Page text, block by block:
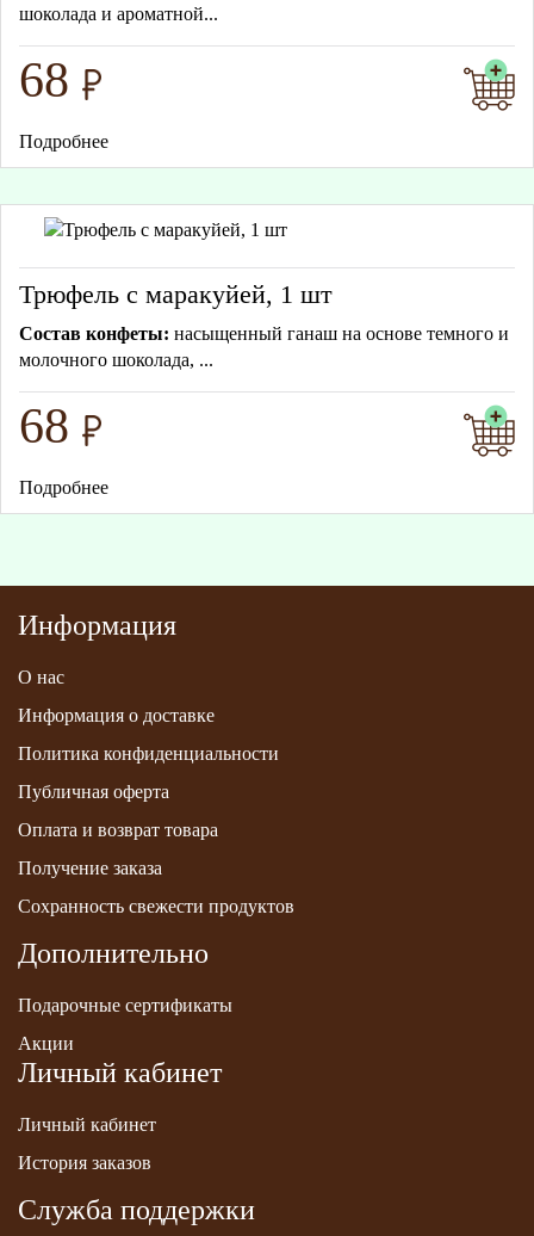
шоколада и ароматной...
68
Подробнее
Трюфель с маракуйей, 1 шт
Состав конфеты: насыщенный ганаш на основе темного и
молочного шоколада, ...
68
Подробнее
Информация
О нас
Информация о доставке
Политика конфиденциальности
Публичная оферта
Оплата и возврат товара
Получение заказа
Сохранность свежести продуктов
Дополнительно
Подарочные сертификаты
Акции
Личный кабинет
Личный кабинет
История заказов
Служба поддержки